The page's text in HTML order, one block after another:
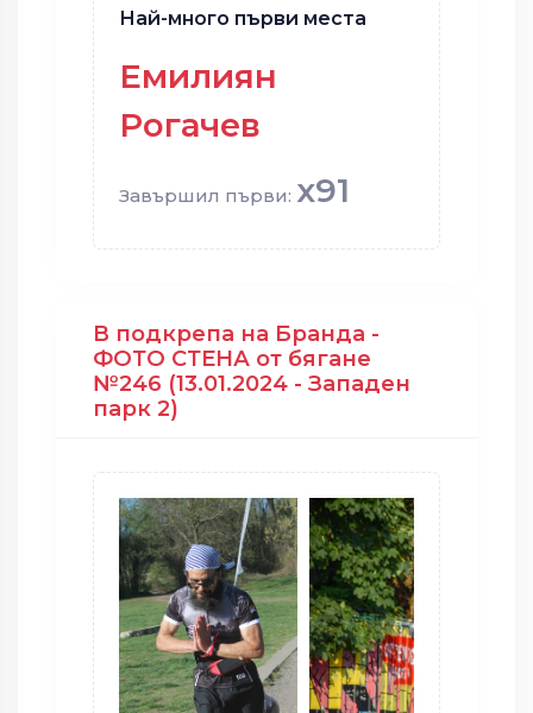
Най-много първи места
Емилиян
Рогачев
Завършил първи: x91
В подкрепа на Бранда -
ФОТО СТЕНА от бягане
№246 (13.01.2024 - Западен
парк 2)